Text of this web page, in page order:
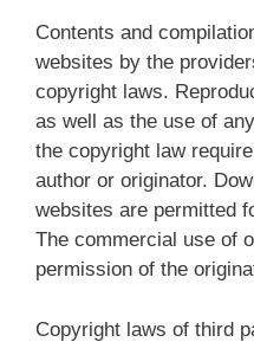
Contents and
websites by the
copyright laws.
as well as the use of
the copyright law
author or originator.
websites are permitted
The commercial use of
permission of the
Copyright laws of third